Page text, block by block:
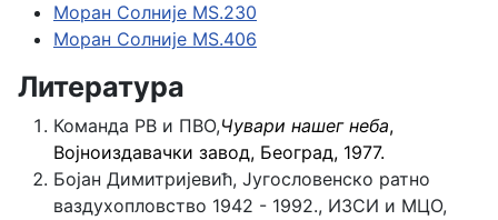
Моран Солниjе MS.230
Моран Солниjе MS.406
Литература
Команда РВ и ПВО,Чувари нашег неба,
Војноиздавачки завод, Београд, 1977.
Бојан Димитријевић, Југословенско ратно
ваздухопловство 1942 - 1992., ИЗСИ и МЦО,